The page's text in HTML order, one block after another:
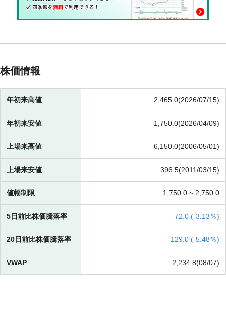
株価情報
年初来高値 2,465.0(2026/07/15)
年初来安値 1,750.0(2026/04/09)
上場来高値 6,150.0(2006/05/01)
上場来安値 396.5(2011/03/15)
値幅制限 1,750.0 ~ 2,750.0
5日前比株価騰落率 -72.0 (-3.13％)
20日前比株価騰落率 -129.0 (-5.48％)
VWAP 2,234.8(08/07)